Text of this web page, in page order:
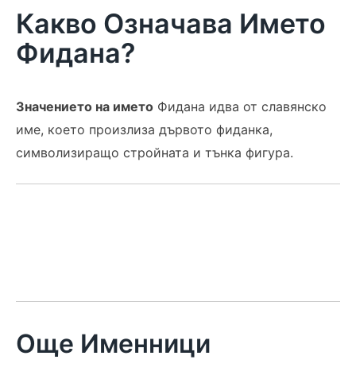
Какво Означава Името
Фидана?
Значението на името Фидана идва от славянско
име, което произлиза дървото фиданка,
символизиращо стройната и тънка фигура.
Още Именници